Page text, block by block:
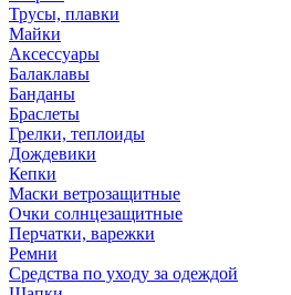
Трусы, плавки
Майки
Аксессуары
Балаклавы
Банданы
Браслеты
Грелки, теплоиды
Дождевики
Кепки
Маски ветрозащитные
Очки солнцезащитные
Перчатки, варежки
Ремни
Средства по уходу за одеждой